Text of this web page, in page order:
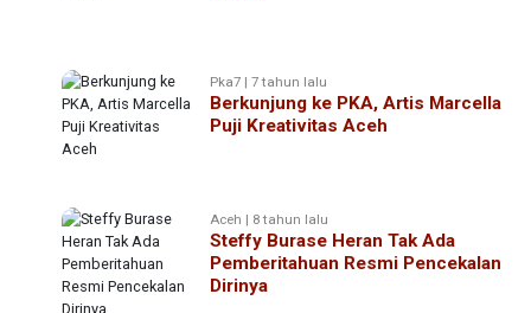
Pka7 | 7 tahun lalu
Berkunjung ke PKA, Artis Marcella
Puji Kreativitas Aceh
Aceh | 8 tahun lalu
Steffy Burase Heran Tak Ada
Pemberitahuan Resmi Pencekalan
Dirinya